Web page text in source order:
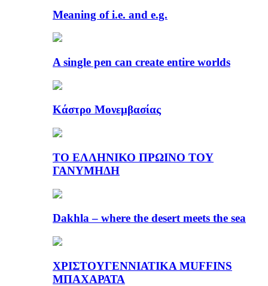
Meaning of i.e. and e.g.
A single pen can create entire worlds
Κάστρο Μονεμβασίας
ΤΟ ΕΛΛΗΝΙΚΟ ΠΡΩΙΝΟ ΤΟΥ
ΓΑΝΥΜΗΔΗ
Dakhla – where the desert meets the sea
ΧΡΙΣΤΟΥΓΕΝΝΙΑΤΙΚΑ MUFFINS
ΜΠΑΧΑΡΑΤΑ